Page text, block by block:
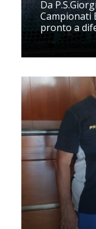
Da
Campionati
pronto a